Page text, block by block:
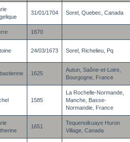
31/01/1704 Sorel, Quebec, Canada
1670
24/03/1673 Sorel, Richelieu, Pq
1625
Autun, Saône-et-Loire,
Bourgogne, France
1585
La Rochelle-Normande,
Manche, Basse-
Normandie, France
1651
Tequenoikuaye Huron
Village, Canada